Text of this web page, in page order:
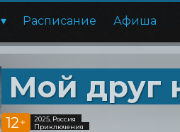
Расписание Афиша
Мой друг
12 +
2025, Россия
Приключения